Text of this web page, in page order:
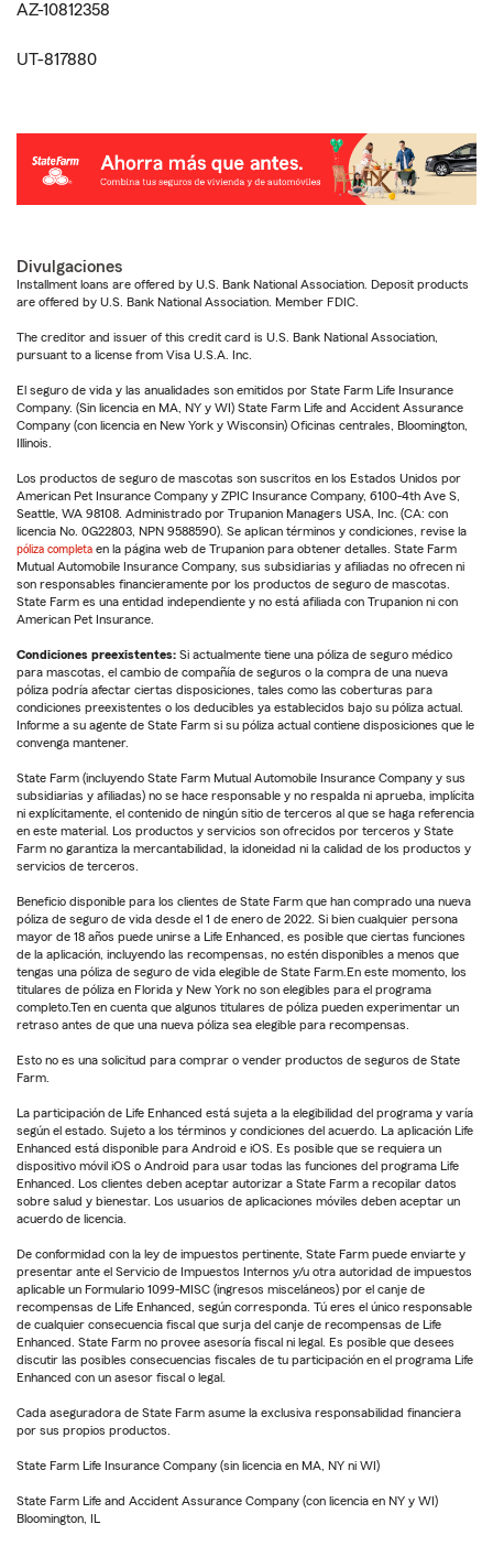
AZ-10812358
UT-817880
Divulgaciones
Installment loans are offered by U.S. Bank National Association. Deposit products
are offered by U.S. Bank National Association. Member FDIC.
The creditor and issuer of this credit card is U.S. Bank National Association,
pursuant to a license from Visa U.S.A. Inc.
El seguro de vida y las anualidades son emitidos por State Farm Life Insurance
Company. (Sin licencia en MA, NY y WI) State Farm Life and Accident Assurance
Company (con licencia en New York y Wisconsin) Oficinas centrales, Bloomington,
Illinois.
Los productos de seguro de mascotas son suscritos en los Estados Unidos por
American Pet Insurance Company y ZPIC Insurance Company, 6100-4th Ave S,
Seattle, WA 98108. Administrado por Trupanion Managers USA, Inc. (CA: con
licencia No. 0G22803, NPN 9588590). Se aplican términos y condiciones, revise la
póliza completa en la página web de Trupanion para obtener detalles. State Farm
Mutual Automobile Insurance Company, sus subsidiarias y afiliadas no ofrecen ni
son responsables financieramente por los productos de seguro de mascotas.
State Farm es una entidad independiente y no está afiliada con Trupanion ni con
American Pet Insurance.
Condiciones preexistentes: Si actualmente tiene una póliza de seguro médico
para mascotas, el cambio de compañía de seguros o la compra de una nueva
póliza podría afectar ciertas disposiciones, tales como las coberturas para
condiciones preexistentes o los deducibles ya establecidos bajo su póliza actual.
Informe a su agente de State Farm si su póliza actual contiene disposiciones que le
convenga mantener.
State Farm (incluyendo State Farm Mutual Automobile Insurance Company y sus
subsidiarias y afiliadas) no se hace responsable y no respalda ni aprueba, implícita
ni explícitamente, el contenido de ningún sitio de terceros al que se haga referencia
en este material. Los productos y servicios son ofrecidos por terceros y State
Farm no garantiza la mercantabilidad, la idoneidad ni la calidad de los productos y
servicios de terceros.
Beneficio disponible para los clientes de State Farm que han comprado una nueva
póliza de seguro de vida desde el 1 de enero de 2022. Si bien cualquier persona
mayor de 18 años puede unirse a Life Enhanced, es posible que ciertas funciones
de la aplicación, incluyendo las recompensas, no estén disponibles a menos que
tengas una póliza de seguro de vida elegible de State Farm.En este momento, los
titulares de póliza en Florida y New York no son elegibles para el programa
completo.Ten en cuenta que algunos titulares de póliza pueden experimentar un
retraso antes de que una nueva póliza sea elegible para recompensas.
Esto no es una solicitud para comprar o vender productos de seguros de State
Farm.
La participación de Life Enhanced está sujeta a la elegibilidad del programa y varía
según el estado. Sujeto a los términos y condiciones del acuerdo. La aplicación Life
Enhanced está disponible para Android e iOS. Es posible que se requiera un
dispositivo móvil iOS o Android para usar todas las funciones del programa Life
Enhanced. Los clientes deben aceptar autorizar a State Farm a recopilar datos
sobre salud y bienestar. Los usuarios de aplicaciones móviles deben aceptar un
acuerdo de licencia.
De conformidad con la ley de impuestos pertinente, State Farm puede enviarte y
presentar ante el Servicio de Impuestos Internos y/u otra autoridad de impuestos
aplicable un Formulario 1099-MISC (ingresos misceláneos) por el canje de
recompensas de Life Enhanced, según corresponda. Tú eres el único responsable
de cualquier consecuencia fiscal que surja del canje de recompensas de Life
Enhanced. State Farm no provee asesoría fiscal ni legal. Es posible que desees
discutir las posibles consecuencias fiscales de tu participación en el programa Life
Enhanced con un asesor fiscal o legal.
Cada aseguradora de State Farm asume la exclusiva responsabilidad financiera
por sus propios productos.
State Farm Life Insurance Company (sin licencia en MA, NY ni WI)
State Farm Life and Accident Assurance Company (con licencia en NY y WI)
Bloomington, IL